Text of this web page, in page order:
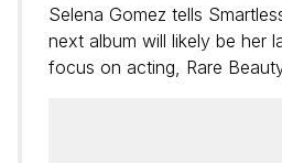
Selena Gomez tells
next album will likely be her
focus on acting, Rare